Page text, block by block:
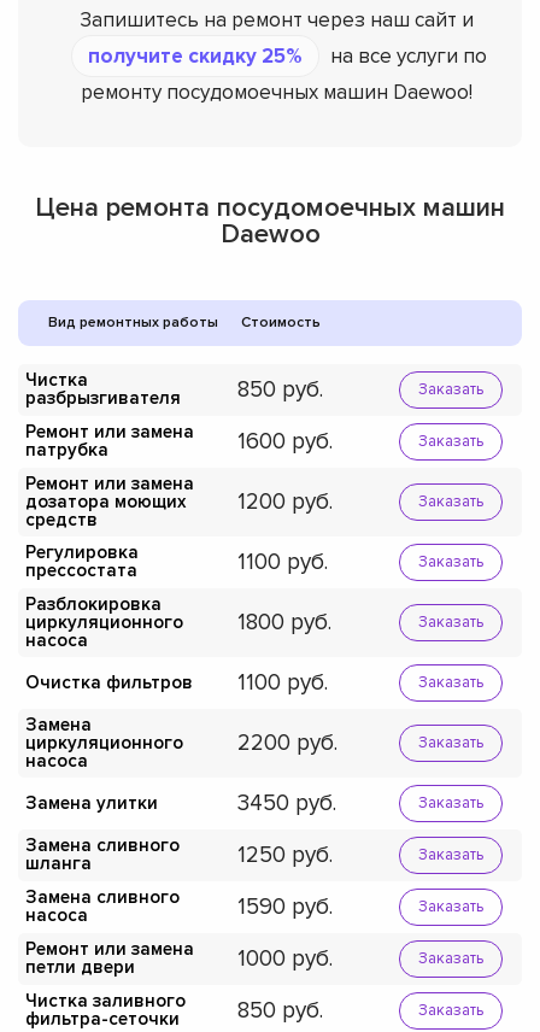
Запишитесь на ремонт через наш сайт и
получите скидку 25%
на все услуги по
ремонту посудомоечных машин Daewoo!
Цена ремонта посудомоечных машин
Daewoo
Вид ремонтных работы Стоимость
Чистка
разбрызгивателя
850 Заказать
Ремонт или замена
патрубка
1600 Заказать
Ремонт или замена
дозатора моющих
средств
1200 Заказать
Регулировка
прессостата
1100 Заказать
Разблокировка
циркуляционного
насоса
1800 Заказать
Очистка фильтров 1100 Заказать
Замена
циркуляционного
насоса
2200 Заказать
Замена улитки 3450 Заказать
Замена сливного
шланга
1250 Заказать
Замена сливного
насоса
1590 Заказать
Ремонт или замена
петли двери
1000 Заказать
Чистка заливного
фильтра-сеточки
850 Заказать